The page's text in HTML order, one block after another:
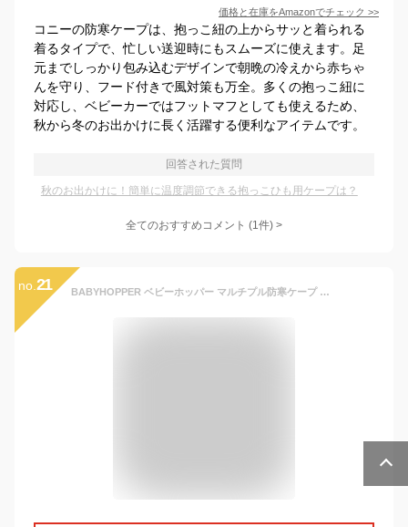
価格と在庫をAmazonでチェック >>
コニーの防寒ケープは、抱っこ紐の上からサッと着られる
着るタイプで、忙しい送迎時にもスムーズに使えます。足
元までしっかり包み込むデザインで朝晩の冷えから赤ちゃ
んを守り、フード付きで風対策も万全。多くの抱っこ紐に
対応し、ベビーカーではフットマフとしても使えるため、
秋から冬のお出かけに長く活躍する便利なアイテムです。
回答された質問
秋のお出かけに！簡単に温度調節できる抱っこひも用ケープは？
全てのおすすめコメント (1件) >
no. 21 BABYHOPPER ベビーホッパー マルチプル防寒ケープ グレー CKBH040500